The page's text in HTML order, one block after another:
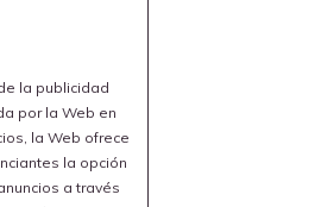
la publicidad
por la Web en
la Web ofrece
la opción
a través